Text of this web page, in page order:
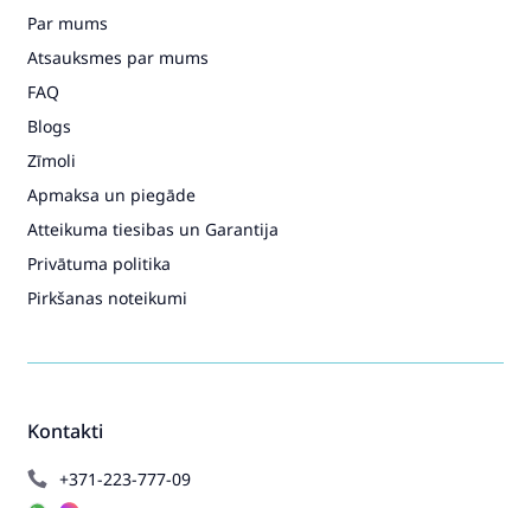
Kontakti
+371-223-777-09
Par mums
Atsauksmes par mums
FAQ
Blogs
Zīmoli
Apmaksa un piegāde
Atteikuma tiesibas un Garantija
Privātuma politika
Pirkšanas noteikumi